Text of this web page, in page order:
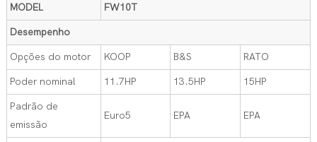
MODEL FW10T
Desempenho
Opções do motor KOOP B&S RATO
Poder nominal 11.7HP 13.5HP 15HP
Padrão de
emissão
Euro5 EPA EPA